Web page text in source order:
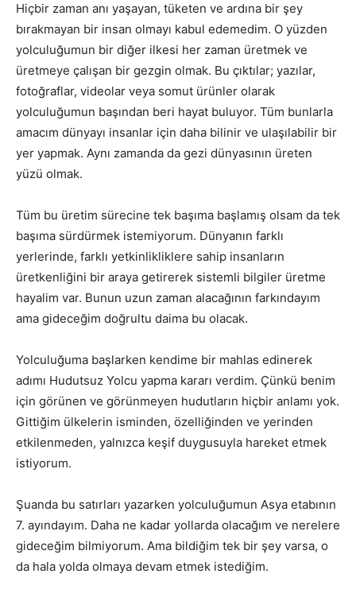
Hiçbir zaman anı yaşayan, tüketen ve ardına bir şey
bırakmayan bir insan olmayı kabul edemedim. O yüzden
yolculuğumun bir diğer ilkesi her zaman üretmek ve
üretmeye çalışan bir gezgin olmak. Bu çıktılar; yazılar,
fotoğraflar, videolar veya somut ürünler olarak
yolculuğumun başından beri hayat buluyor. Tüm bunlarla
amacım dünyayı insanlar için daha bilinir ve ulaşılabilir bir
yer yapmak. Aynı zamanda da gezi dünyasının üreten
yüzü olmak.
Tüm bu üretim sürecine tek başıma başlamış olsam da tek
başıma sürdürmek istemiyorum. Dünyanın farklı
yerlerinde, farklı yetkinlikliklere sahip insanların
üretkenliğini bir araya getirerek sistemli bilgiler üretme
hayalim var. Bunun uzun zaman alacağının farkındayım
ama gideceğim doğrultu daima bu olacak.
Yolculuğuma başlarken kendime bir mahlas edinerek
adımı Hudutsuz Yolcu yapma kararı verdim. Çünkü benim
için görünen ve görünmeyen hudutların hiçbir anlamı yok.
Gittiğim ülkelerin isminden, özelliğinden ve yerinden
etkilenmeden, yalnızca keşif duygusuyla hareket etmek
istiyorum.
Şuanda bu satırları yazarken yolculuğumun Asya etabının
7. ayındayım. Daha ne kadar yollarda olacağım ve nerelere
gideceğim bilmiyorum. Ama bildiğim tek bir şey varsa, o
da hala yolda olmaya devam etmek istediğim.